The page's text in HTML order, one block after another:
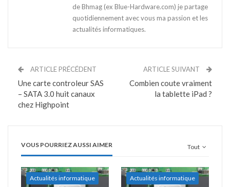
de Bhmag (ex Blue-Hardware.com) je partage
quotidiennement avec vous ma passion et les
actualités informatiques.
ARTICLE PRÉCÉDENT
Une carte controleur SAS
– SATA 3.0 huit canaux
chez Highpoint
ARTICLE SUIVANT
Combien coute vraiment
la tablette iPad ?
Tout
VOUS POURRIEZ AUSSI AIMER
Actualités informatique Actualités informatique